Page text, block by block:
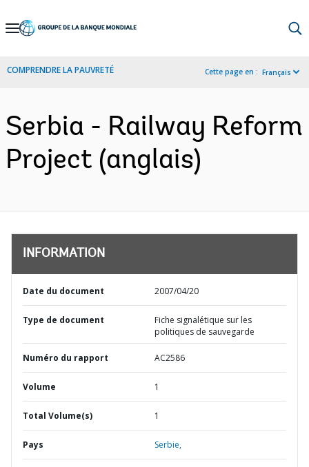
Skip
Navigation
COMPRENDRE LA PAUVRETÉ Cette page en : Français
Serbia - Railway Reform
Project (anglais)
INFORMATION
Date du document 2007/04/20
Type de document
Fiche signalétique sur les
politiques de sauvegarde
Numéro du rapport AC2586
Volume 1
Total Volume(s) 1
Pays Serbie,